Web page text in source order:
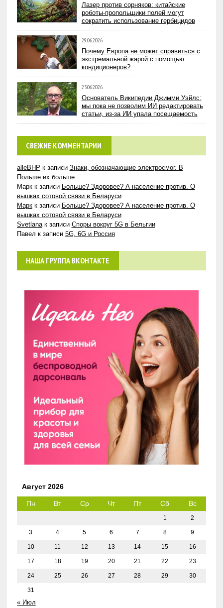
Лазер против сорняков: китайские
роботы-пропольщики полей могут
сократить использование гербицидов
29.06.2026
Почему Европа не может справиться с
экстремальной жарой с помощью
кондиционеров?
23.06.2026
Основатель Википедии Джимми Уэйлс:
мы пока не позволим ИИ редактировать
статьи, из-за ИИ упала посещаемость
СВЕЖИЕ КОММЕНТАРИИ
alleBHP к записи Знаки, обозначающие электросмог. В
Польше их больше
Маркк записи Больше? Здоровее? А население против. О
вышках сотовой связи в Беларуси
Маркк записи Больше? Здоровее? А население против. О
вышках сотовой связи в Беларуси
Svetlanaк записи Споры вокруг 5G в Бельгии
Павел к записи 5G, 6G и Россия
НАША ГРУППА ВКОНТАКТЕ
Август 2026
Пн Вт Ср Чт Пт Сб Вс
1 2
3 4 5 6 7 8 9
10 11 12 13 14 15 16
17 18 19 20 21 22 23
24 25 26 27 28 29 30
31
« Июл